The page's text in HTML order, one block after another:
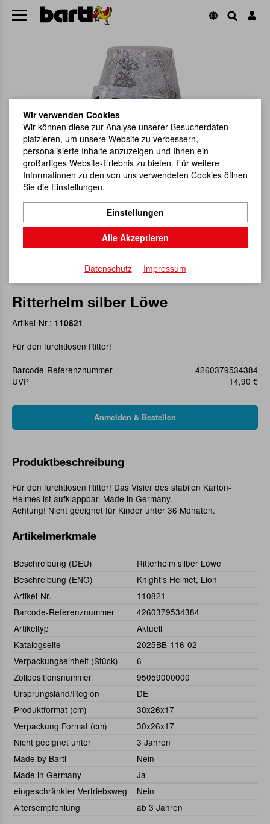
Ritterhelm silber Löwe
Artikel-Nr.: 110821
Für den furchtlosen Ritter!
Barcode-Referenznummer
4260379534384
UVP
14,90 €
Produktbeschreibung
Für den furchtlosen Ritter! Das Visier des stabilen Karton-
Helmes ist aufklappbar. Made in Germany.
Achtung! Nicht geeignet für Kinder unter 36 Monaten.
Artikelmerkmale
Beschreibung (DEU)
Ritterhelm silber Löwe
Beschreibung (ENG)
Knight's Helmet, Lion
Artikel-Nr.
110821
Barcode-Referenznummer
4260379534384
Artikeltyp
Aktuell
Katalogseite
2025BB-116-02
Verpackungseinheit (Stück)
6
Zollpositionsnummer
95059000000
Ursprungsland/Region
DE
Produktformat (cm)
30x26x17
Verpackung Format (cm)
30x26x17
Nicht geeignet unter
3 Jahren
Made by Bartl
Nein
Made in Germany
Ja
eingeschränkter Vertriebsweg
Nein
Altersempfehlung
ab 3 Jahren
Wir verwenden Cookies
Wir können diese zur Analyse unserer Besucherdaten
platzieren, um unsere Website zu verbessern,
personalisierte Inhalte anzuzeigen und Ihnen ein
großartiges Website-Erlebnis zu bieten. Für weitere
Informationen zu den von uns verwendeten Cookies öffnen
Sie die Einstellungen.
Einstellungen
Alle Akzeptieren
Datenschutz Impressum